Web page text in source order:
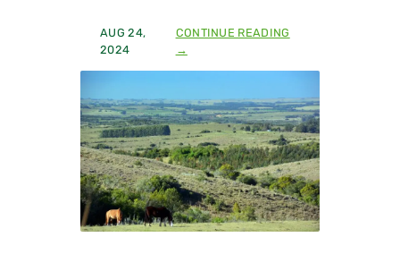
AUG 24,
2024
CONTINUE READING
→
N
D
K
A
U
F
E
N
I